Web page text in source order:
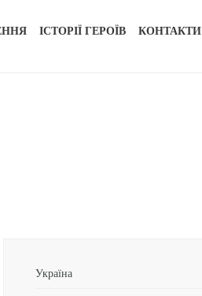
ІСТОРІЇ ГЕРОЇВ КОНТАКТИ
Україна